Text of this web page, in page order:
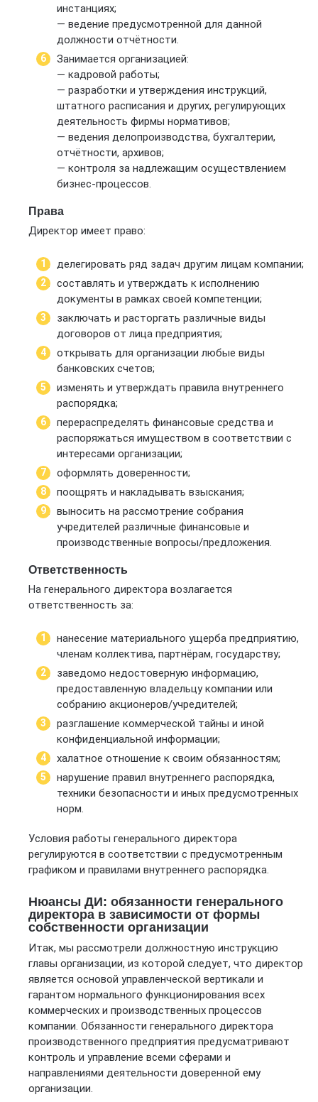
инстанциях;
— ведение предусмотренной для данной
должности отчётности.
Занимается организацией:
— кадровой работы;
— разработки и утверждения инструкций,
штатного расписания и других, регулирующих
деятельность фирмы нормативов;
— ведения делопроизводства, бухгалтерии,
отчётности, архивов;
— контроля за надлежащим осуществлением
бизнес-процессов.
Права
Директор имеет право:
делегировать ряд задач другим лицам компании;
составлять и утверждать к исполнению
документы в рамках своей компетенции;
заключать и расторгать различные виды
договоров от лица предприятия;
открывать для организации любые виды
банковских счетов;
изменять и утверждать правила внутреннего
распорядка;
перераспределять финансовые средства и
распоряжаться имуществом в соответствии с
интересами организации;
оформлять доверенности;
поощрять и накладывать взыскания;
выносить на рассмотрение собрания
учредителей различные финансовые и
производственные вопросы/предложения.
Ответственность
На генерального директора возлагается
ответственность за:
нанесение материального ущерба предприятию,
членам коллектива, партнёрам, государству;
заведомо недостоверную информацию,
предоставленную владельцу компании или
собранию акционеров/учредителей;
разглашение коммерческой тайны и иной
конфиденциальной информации;
халатное отношение к своим обязанностям;
нарушение правил внутреннего распорядка,
техники безопасности и иных предусмотренных
норм.
Условия работы генерального директора
регулируются в соответствии с предусмотренным
графиком и правилами внутреннего распорядка.
Нюансы ДИ: обязанности генерального
директора в зависимости от формы
собственности организации
Итак, мы рассмотрели должностную инструкцию
главы организации, из которой следует, что директор
является основой управленческой вертикали и
гарантом нормального функционирования всех
коммерческих и производственных процессов
компании. Обязанности генерального директора
производственного предприятия предусматривают
контроль и управление всеми сферами и
направлениями деятельности доверенной ему
организации.